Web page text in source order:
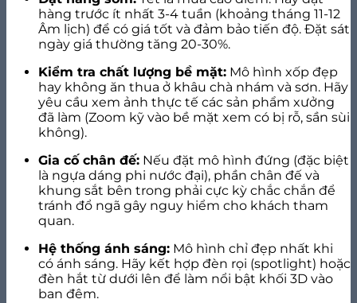
hàng trước ít nhất 3-4 tuần (khoảng tháng 11-12
Âm lịch) để có giá tốt và đảm bảo tiến độ. Đặt sát
ngày giá thường tăng 20-30%.
Kiểm tra chất lượng bề mặt: Mô hình xốp đẹp
hay không ăn thua ở khâu chà nhám và sơn. Hãy
yêu cầu xem ảnh thực tế các sản phẩm xưởng
đã làm (Zoom kỹ vào bề mặt xem có bị rỗ, sần sùi
không).
Gia cố chân đế: Nếu đặt mô hình đứng (đặc biệt
là ngựa dáng phi nước đại), phần chân đế và
khung sắt bên trong phải cực kỳ chắc chắn để
tránh đổ ngã gây nguy hiểm cho khách tham
quan.
Hệ thống ánh sáng: Mô hình chỉ đẹp nhất khi
có ánh sáng. Hãy kết hợp đèn rọi (spotlight) hoặc
đèn hắt từ dưới lên để làm nổi bật khối 3D vào
ban đêm.